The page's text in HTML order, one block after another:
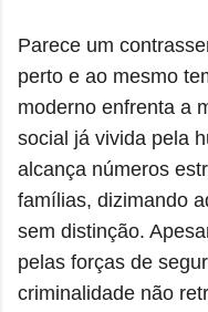
Parece um
perto e ao mesmo
moderno enfrenta a
social já vivida pela
alcança números
famílias, dizimando
sem distinção.
pelas forças de
criminalidade não